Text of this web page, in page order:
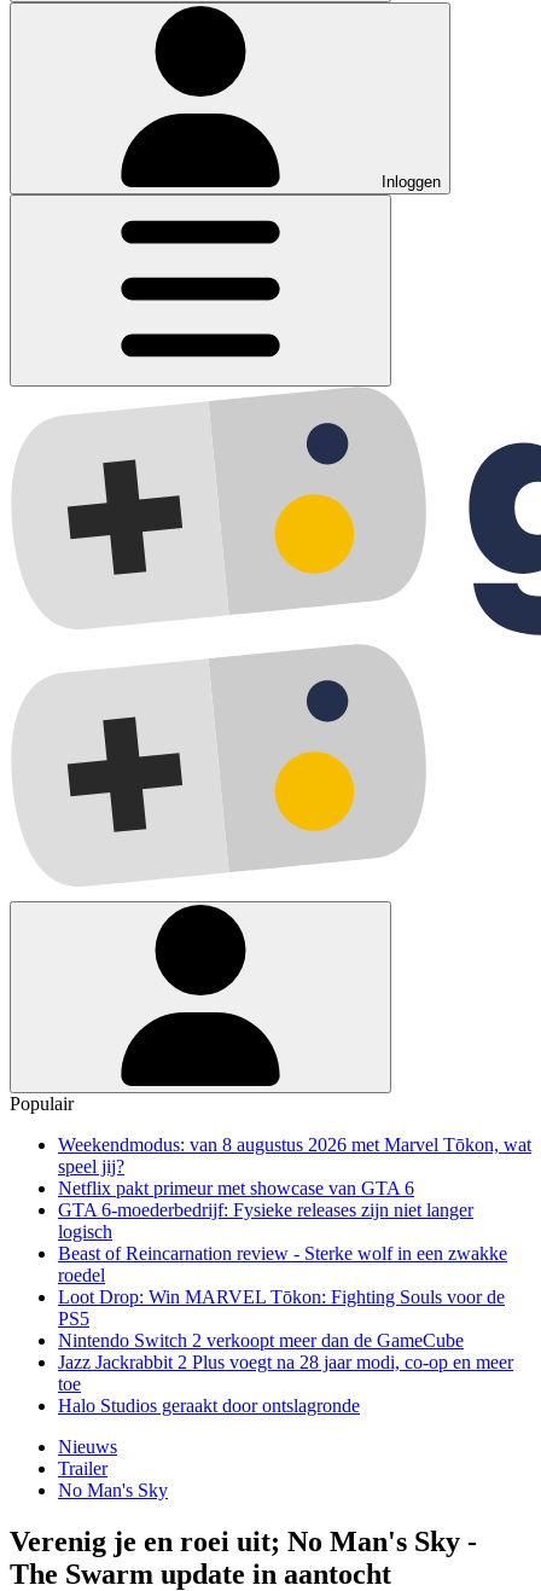
Inloggen
Populair
Weekendmodus: van 8 augustus 2026 met Marvel Tōkon, wat
speel jij?
Netflix pakt primeur met showcase van GTA 6
GTA 6-moederbedrijf: Fysieke releases zijn niet langer
logisch
Beast of Reincarnation review - Sterke wolf in een zwakke
roedel
Loot Drop: Win MARVEL Tōkon: Fighting Souls voor de
PS5
Nintendo Switch 2 verkoopt meer dan de GameCube
Jazz Jackrabbit 2 Plus voegt na 28 jaar modi, co-op en meer
toe
Halo Studios geraakt door ontslagronde
Nieuws
Trailer
No Man's Sky
Verenig je en roei uit; No Man's Sky -
The Swarm update in aantocht